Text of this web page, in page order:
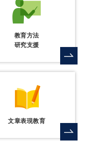
教育方法
研究支援
文章表現教育